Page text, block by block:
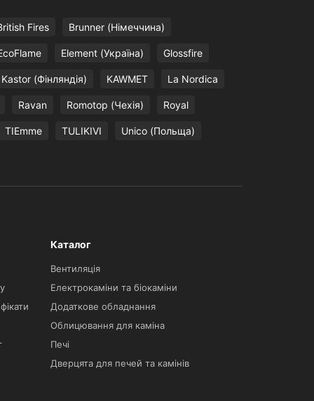
Fires Brunner (Німеччина)
Element (Україна) Glossfire
Kastor (Фінляндія) KAWMET La Nordica
Ravan Romotop (Чехія) Royal
TIEmme TULIKIVI Unico (Польща)
Каталог
Вентиляція
Електрокаміни та біокаміни
Додаткове обладнання
Облицювання для каміна
Печі
Дверцята для печей та камінів